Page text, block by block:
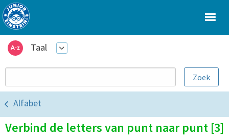
Taal
Alfabet
Verbind de letters van punt naar punt [3]